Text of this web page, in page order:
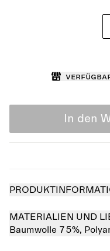
In den
MATERIALIEN UND
Baumwolle 75%,